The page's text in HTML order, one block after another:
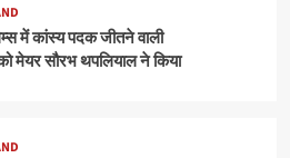
में कांस्य पदक जीतने वाली
मेयर सौरभ थपलियाल ने किया